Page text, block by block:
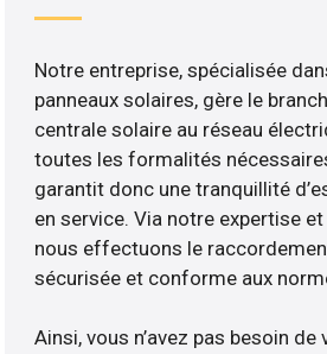
Notre entreprise, spécialisée
panneaux solaires, gère le
centrale solaire au réseau
toutes les formalités
garantit donc une tranquillité
en service. Via notre expertise
nous effectuons le
sécurisée et conforme aux
Ainsi, vous n’avez pas besoin